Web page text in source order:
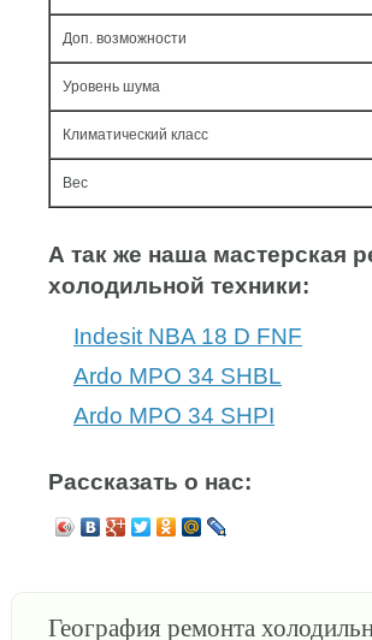
Доп. возможности
Уровень шума
Климатический класс
Вес
А так же наша мастерская
холодильной техники:
Indesit NBA 18 D FNF
Ardo MPO 34 SHBL
Ardo MPO 34 SHPI
Рассказать о нас:
География ремонта